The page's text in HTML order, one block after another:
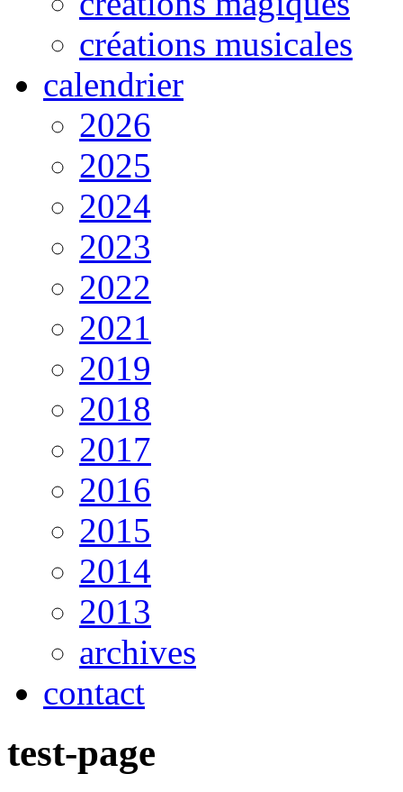
créations musicales
calendrier
2026
2025
2024
2023
2022
2021
2019
2018
2017
2016
2015
2014
2013
archives
contact
test-page